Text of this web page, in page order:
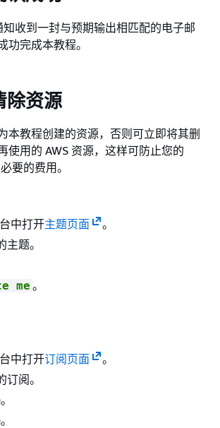
知收到一封与预期输出相匹配的电子邮
功完成本教程。
除资源
本教程创建的资源，否则可立即将其删
使用的 AWS 资源，这样可防止您的
要的费用。
中打开主题页面
。
题。
me 。
中打开订阅页面
。
阅。
。
。